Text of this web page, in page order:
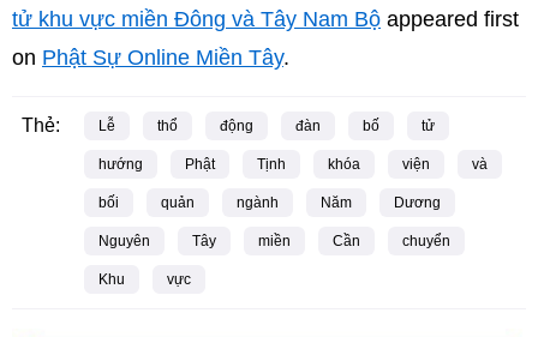
tử khu vực miền Đông và Tây Nam Bộ appeared first
on Phật Sự Online Miền Tây.
Thẻ: Lễ thổ động đàn bố tử
hướng Phật Tịnh khóa viện và
bối quản ngành Năm Dương
Nguyên Tây miền Cần chuyển
Khu vực